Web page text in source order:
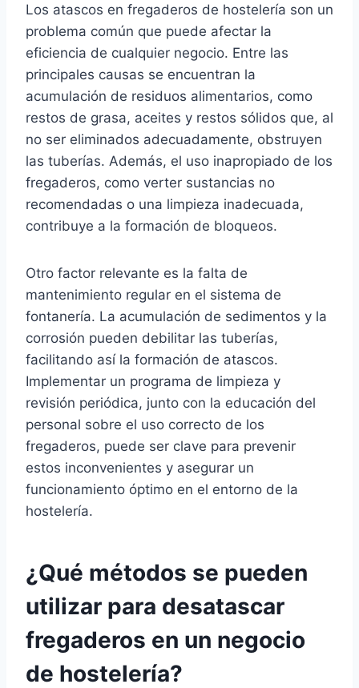
Los atascos en fregaderos de hostelería son un
problema común que puede afectar la
eficiencia de cualquier negocio. Entre las
principales causas se encuentran la
acumulación de residuos alimentarios, como
restos de grasa, aceites y restos sólidos que, al
no ser eliminados adecuadamente, obstruyen
las tuberías. Además, el uso inapropiado de los
fregaderos, como verter sustancias no
recomendadas o una limpieza inadecuada,
contribuye a la formación de bloqueos.
Otro factor relevante es la falta de
mantenimiento regular en el sistema de
fontanería. La acumulación de sedimentos y la
corrosión pueden debilitar las tuberías,
facilitando así la formación de atascos.
Implementar un programa de limpieza y
revisión periódica, junto con la educación del
personal sobre el uso correcto de los
fregaderos, puede ser clave para prevenir
estos inconvenientes y asegurar un
funcionamiento óptimo en el entorno de la
hostelería.
¿Qué métodos se pueden
utilizar para desatascar
fregaderos en un negocio
de hostelería?